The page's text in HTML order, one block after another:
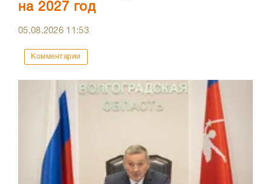
на 2027 год
05.08.2026 11:53
Комментарии